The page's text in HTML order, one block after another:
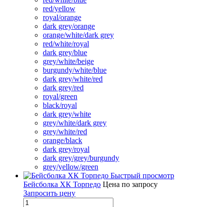
red/yellow
royal/orange
dark grey/orange
orange/white/dark grey
red/white/royal
dark grey/blue
grey/white/beige
burgundy/white/blue
dark grey/white/red
dark grey/red
royal/green
black/royal
dark grey/white
grey/white/dark grey
grey/white/red
orange/black
dark grey/royal
dark grey/grey/burgundy
grey/yellow/green
Быстрый просмотр
Бейсболка ХК Торпедо Цена по запросу
Запросить цену